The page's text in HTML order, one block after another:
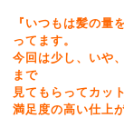
『いつもは髪の量
ってます。
今回は少し、いや
まで
見てもらってカッ
満足度の高い仕上